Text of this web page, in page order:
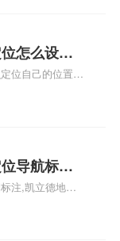
地址标注上地图
详情可查看下方
怎么设置
注服务中
置定位怎
位自己的位置
么设置往上走、
关地图标注知
导航标
定位,导航,
注,凯立德地图
标注,凯立德地